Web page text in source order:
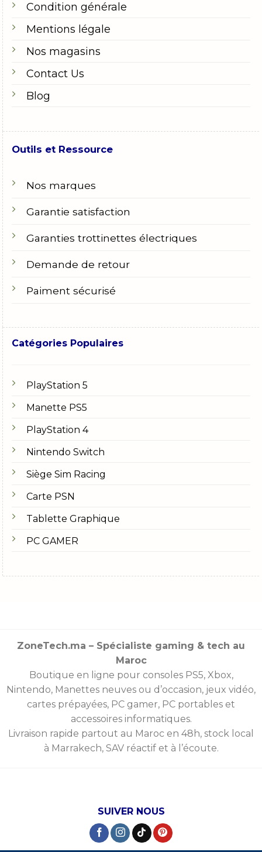
Condition générale
Mentions légale
Nos magasins
Contact Us
Blog
Outils et Ressource
Nos marques
Garantie satisfaction
Garanties trottinettes électriques
Demande de retour
Paiment sécurisé
Catégories Populaires
PlayStation 5
Manette PS5
PlayStation 4
Nintendo Switch
Siège Sim Racing
Carte PSN
Tablette Graphique
PC GAMER
ZoneTech.ma – Spécialiste gaming & tech au
Maroc
Boutique en ligne pour consoles PS5, Xbox,
Nintendo, Manettes neuves ou d’occasion, jeux vidéo,
cartes prépayées, PC gamer, PC portables et
accessoires informatiques.
Livraison rapide partout au Maroc en 48h, stock local
à Marrakech, SAV réactif et à l’écoute.
SUIVER NOUS